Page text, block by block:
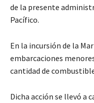
de la presente
Pacífico.
En la incursión de la
embarcaciones
cantidad de
Dicha acción se llevó a